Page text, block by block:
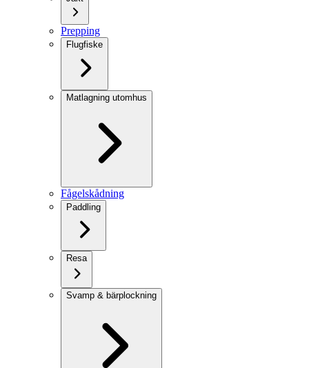
Prepping
Flugfiske
Matlagning utomhus
Fågelskådning
Paddling
Resa
Svamp & bärplockning